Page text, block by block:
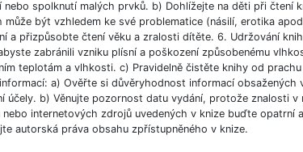
nebo spolknutí malých prvků. b) Dohlížejte na děti při čtení
může být vzhledem ke své problematice (násilí, erotika
a přizpůsobte čtení věku a zralosti dítěte. 6. Udržování
zabránili vzniku plísní a poškození způsobenému
teplotám a vlhkosti. c) Pravidelně čistěte knihy od
a) Ověřte si důvěryhodnost informací obsažených
účely. b) Věnujte pozornost datu vydání, protože znalosti
nebo internetových zdrojů uvedených v knize buďte
autorská práva obsahu zpřístupněného v knize.